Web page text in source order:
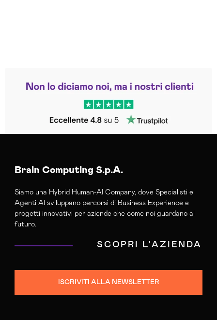
Trustpilot
Brain Computing S.p.A.
Siamo una Hybrid Human-AI Company, dove Specialisti e
Agenti AI sviluppano percorsi di Business Experience e
progetti innovativi per aziende che come noi guardano al
futuro.
SCOPRI L'AZIENDA
ISCRIVITI ALLA NEWSLETTER